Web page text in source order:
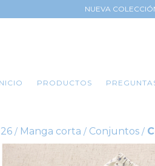
NUEVA
PRODUCTOS
/ Manga corta / Conjuntos /